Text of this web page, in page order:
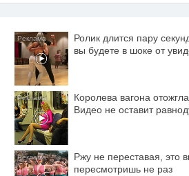
Ролик длится пару
вы будете в шоке от
Королева вагона
Видео не оставит
Ржу не переставая, это
пересмотришь не раз